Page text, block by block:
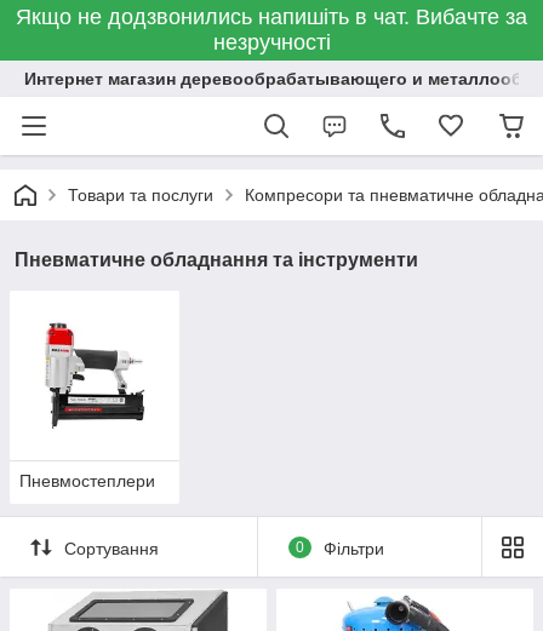
Якщо не додзвонились напишіть в чат. Вибачте за
незручності
Интернет магазин деревообрабатывающего и
Товари та послуги Компресори та пневматичне
Пневматичне обладнання та інструменти
Пневмостеплери
Сортування 0 Фільтри